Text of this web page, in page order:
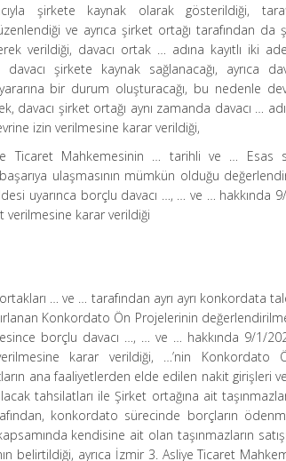
şirkete kaynak olarak gösterildiği,
ve ayrıca şirket ortağı tarafından da
verildiği, davacı ortak … adına kayıtlı iki
şirkete kaynak sağlanacağı, ayrıca
yararına bir durum oluşturacağı, bu nedenle
davacı şirket ortağı aynı zamanda davacı …
izin verilmesine karar verildiği,
Ticaret Mahkemesinin … tarihli ve … Esas
ulaşmasının mümkün olduğu
uyarınca borçlu davacı …, … ve … hakkında
verilmesine karar verildiği
… ve … tarafından ayrı ayrı konkordata
Konkordato Ön Projelerinin
borçlu davacı …, … ve … hakkında 9/1/
karar verildiği, …’nin Konkordato
ana faaliyetlerden elde edilen nakit girişleri
tahsilatları ile Şirket ortağına ait
konkordato sürecinde borçların
kendisine ait olan taşınmazların
belirtildiği, ayrıca İzmir 3. Asliye Ticaret